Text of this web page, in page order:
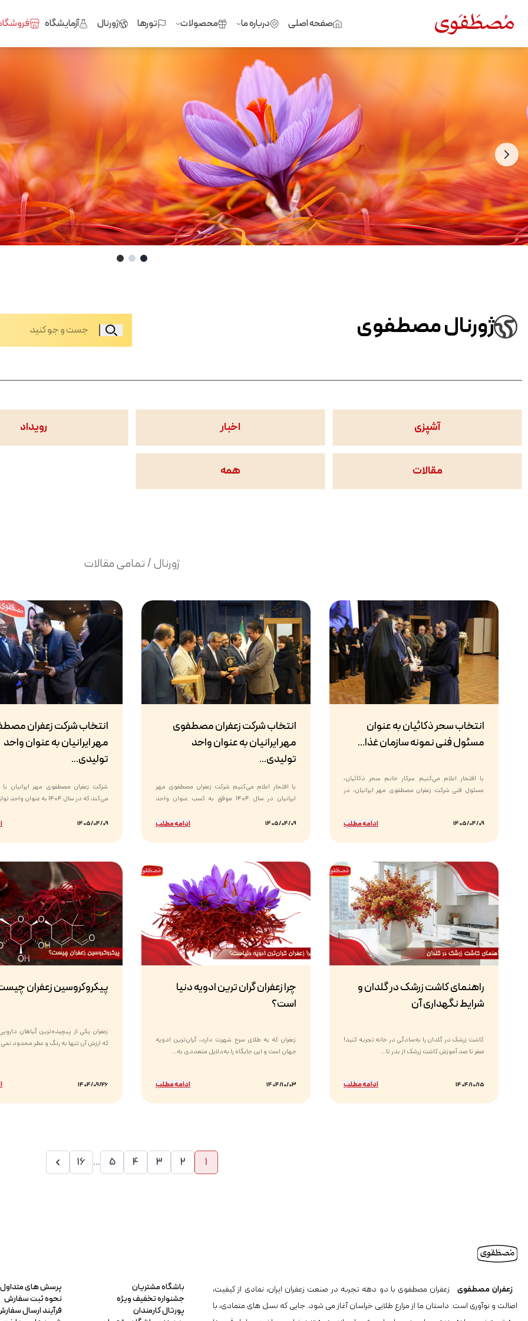
صفحه اصلی درباره ما محصولات تورها ژورنال آزمایشگاه
ژورنال مصطفوی
آشپزی اخبار رویداد
مقالات همه
ژورنال / تمامی مقالات
انتخاب سحر ذکائیان به عنوان
مسئول فنی نمونه سازمان غذا...
با افتخار اعلام می‌کنیم سرکار خانم سحر ذکائیان،
مسئول فنی شرکت زعفران مصطفوی مهر ایرانیان، در
1405/04/09 ادامه مطلب
انتخاب شرکت زعفران مصطفوی
مهر ایرانیان به عنوان واحد
تولیدی...
با افتخار اعلام می‌کنیم شرکت زعفران مصطفوی مهر
ایرانیان در سال ۱۴۰۴ موفق به کسب عنوان واحد
1405/04/09 ادامه مطلب
انتخاب شرکت زعفران
مهر ایرانیان به عنوان واحد
تولیدی...
شرکت زعفران مصطفوی مهر ایرانیان با
می‌کند که در سال ۱۴۰۴ به عنوان واحد تولیدی نمونه...
1405/04/09
راهنمای کاشت زرشک در گلدان و
شرایط نگهداری آن
کاشت زرشک در گلدان را به‌سادگی در خانه تجربه کنید!
صفر تا صد آموزش کاشت زرشک از بذر تا...
1404/10/15 ادامه مطلب
چرا زعفران گران ترین ادویه دنیا
است؟
زعفران که به طلای سرخ شهرت دارد، گران‌ترین ادویه
جهان است و این جایگاه را به‌دلایل متعددی به...
1404/10/03 ادامه مطلب
پیکروکروسین زعفران
زعفران یکی از پیچیده‌ترین گیاهان
که ارزش آن تنها به رنگ و عطر محدود
1404/09/26
1
2
3
4
5
...
16
زعفران مصطفوی
زعفران مصطفوی با دو دهه تجربه در صنعت زعفران ایران، نمادی از کیفیت،
اصالت و نوآوری است. داستان ما از مزارع طلایی خراسان آغاز می شود. جایی که نسل های متمادی، با
باشگاه مشتریان
جشنواره تخفیف ویژه
پورتال کارمندان
پرسش های متداول
نحوه ثبت سفارش
فرآیند ارسال